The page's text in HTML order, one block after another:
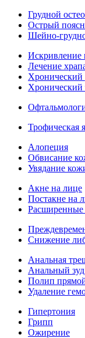
Грудной
Острый
Шейно-
Искривление
Лечение
Хронический
Хронический
Трофическая
Алопеция
Обвисание
Увядание
Акне на лице
Постакне на
Снижение
Анальная
Анальный зуд
Полип
Удаление
Гипертония
Грипп
Ожирение